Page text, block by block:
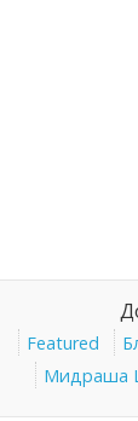
Featured
Мидраша